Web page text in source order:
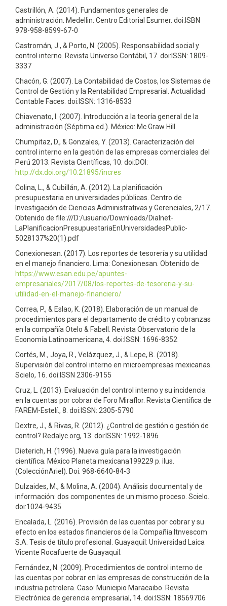
Castrillón, A. (2014). Fundamentos generales de
administración. Medellin: Centro Editorial Esumer. doi:ISBN
978-958-8599-67-0
Castromán, J., & Porto, N. (2005). Responsabilidad social y
control interno. Revista Universo Contábil, 17. doi:ISSN: 1809-
3337
Chacón, G. (2007). La Contabilidad de Costos, los Sistemas de
Control de Gestión y la Rentabilidad Empresarial. Actualidad
Contable Faces. doi:ISSN: 1316-8533
Chiavenato, I. (2007). Introducción a la teoría general de la
administración (Séptima ed.). México: Mc Graw Hill.
Chumpitaz, D., & Gonzales, Y. (2013). Caracterización del
control interno en la gestión de las empresas comerciales del
Perú 2013. Revista Científicas, 10. doi:DOI:
http://dx.doi.org/10.21895/incres
Colina, L., & Cubillán, A. (2012). La planificación
presupuestaria en universidades públicas. Centro de
Investigación de Ciencias Administrativas y Gerenciales, 2/17.
Obtenido de file:///D:/usuario/Downloads/Dialnet-
LaPlanificacionPresupuestariaEnUniversidadesPublic-
5028137%20(1).pdf
Conexionesan. (2017). Los reportes de tesorería y su utilidad
en el manejo financiero. Lima: Conexionesan. Obtenido de
https://www.esan.edu.pe/apuntes-
empresariales/2017/08/los-reportes-de-tesoreria-y-su-
utilidad-en-el-manejo-financiero/
Correa, P., & Eslao, K. (2018). Elaboración de un manual de
procedimientos para el departamento de crédito y cobranzas
en la compañía Otelo & Fabell. Revista Observatorio de la
Economía Latinoamericana, 4. doi:ISSN: 1696-8352
Cortés, M., Joya, R., Velázquez, J., & Lepe, B. (2018).
Supervisión del control interno en microempresas mexicanas.
Scielo, 16. doi:ISSN 2306-9155
Cruz, L. (2013). Evaluación del control interno y su incidencia
en la cuentas por cobrar de Foro Miraflor. Revista Científica de
FAREM-Estelí., 8. doi:ISSN: 2305-5790
Dextre, J., & Rivas, R. (2012). ¿Control de gestión o gestión de
control? Redalyc.org, 13. doi:ISSN: 1992-1896
Dieterich, H. (1996). Nueva guía para la investigación
científica. México Planeta mexicana199229 p. ilus.
(ColecciónAriel). Doi: 968-6640-84-3
Dulzaides, M., & Molina, A. (2004). Análisis documental y de
información: dos componentes de un mismo proceso. Scielo.
doi:1024-9435
Encalada, L. (2016). Provisión de las cuentas por cobrar y su
efecto en los estados financieros de la Compañia Itnvescom
S.A. Tesis de título profesional. Guayaquil: Universidad Laica
Vicente Rocafuerte de Guayaquil.
Fernández, N. (2009). Procedimientos de control interno de
las cuentas por cobrar en las empresas de construcción de la
industria petrolera. Caso: Municipio Maracaibo. Revista
Electrónica de gerencia empresarial, 14. doi:ISSN: 18569706